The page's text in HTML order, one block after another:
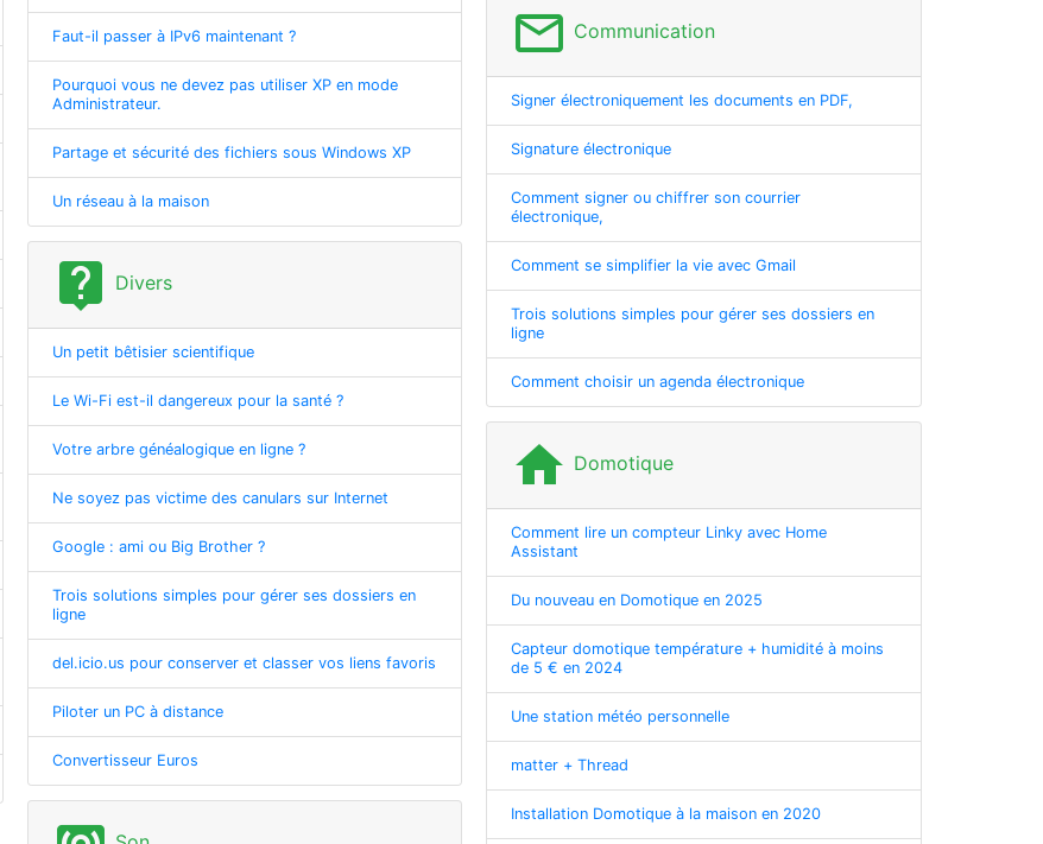
Faut-il passer à IPv6 maintenant ?
Pourquoi vous ne devez pas utiliser XP en mode
Administrateur.
Partage et sécurité des fichiers sous Windows XP
Un réseau à la maison
live_help Divers
Un petit bêtisier scientifique
Le Wi-Fi est-il dangereux pour la santé ?
Votre arbre généalogique en ligne ?
Ne soyez pas victime des canulars sur Internet
Google : ami ou Big Brother ?
Trois solutions simples pour gérer ses dossiers en
ligne
del.icio.us pour conserver et classer vos liens favoris
Piloter un PC à distance
Convertisseur Euros
mail_outline Communication
Signer électroniquement les documents en PDF,
Signature électronique
Comment signer ou chiffrer son courrier
électronique,
Comment se simplifier la vie avec Gmail
Trois solutions simples pour gérer ses dossiers en
ligne
Comment choisir un agenda électronique
home Domotique
Comment lire un compteur Linky avec Home
Assistant
Du nouveau en Domotique en 2025
Capteur domotique température + humidité à moins
de 5 € en 2024
Une station météo personnelle
matter + Thread
Installation Domotique à la maison en 2020